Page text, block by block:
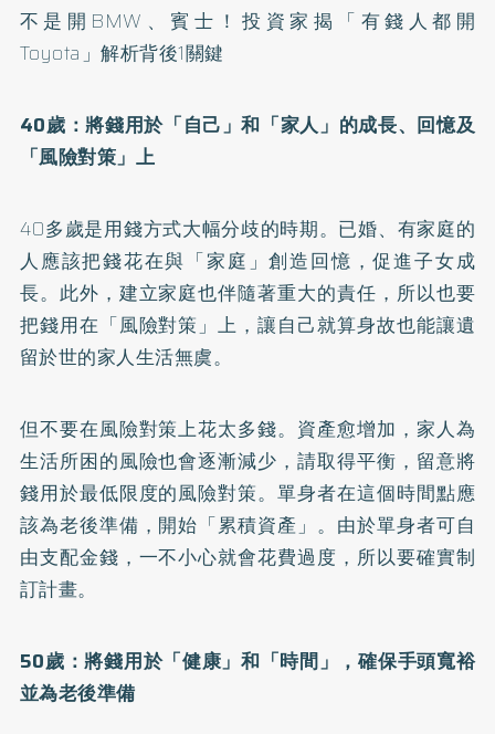
不是開BMW、賓士！投資家揭「有錢人都開
Toyota」解析背後1關鍵
40歲：將錢用於「自己」和「家人」的成長、回憶及
「風險對策」上
40多歲是用錢方式大幅分歧的時期。已婚、有家庭的
人應該把錢花在與「家庭」創造回憶，促進子女成
長。此外，建立家庭也伴隨著重大的責任，所以也要
把錢用在「風險對策」上，讓自己就算身故也能讓遺
留於世的家人生活無虞。
但不要在風險對策上花太多錢。資產愈增加，家人為
生活所困的風險也會逐漸減少，請取得平衡，留意將
錢用於最低限度的風險對策。單身者在這個時間點應
該為老後準備，開始「累積資產」。由於單身者可自
由支配金錢，一不小心就會花費過度，所以要確實制
訂計畫。
50歲：將錢用於「健康」和「時間」，確保手頭寬裕
並為老後準備